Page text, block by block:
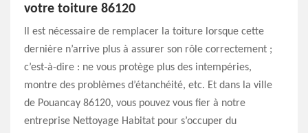
votre toiture 86120
Il est nécessaire de remplacer la toiture lorsque cette
dernière n’arrive plus à assurer son rôle correctement ;
c’est-à-dire : ne vous protège plus des intempéries,
montre des problèmes d’étanchéité, etc. Et dans la ville
de Pouancay 86120, vous pouvez vous fier à notre
entreprise Nettoyage Habitat pour s’occuper du